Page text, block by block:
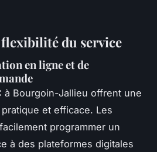
du service
en ligne et de
à Bourgoin-Jallieu offrent une
pratique et efficace. Les
programmer un
à des plateformes digitales